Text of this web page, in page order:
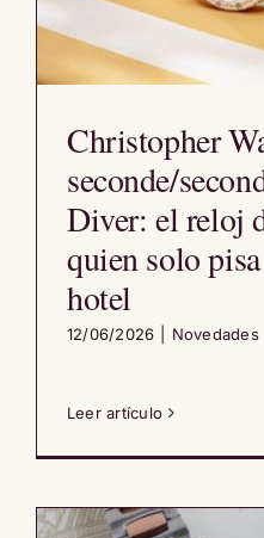
Christopher
seconde/
Diver: el reloj
quien solo
hotel
12/06/2026 Novedades
Leer artículo